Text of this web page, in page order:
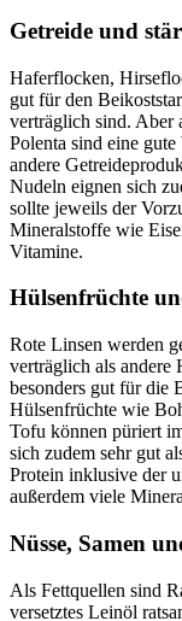
Getreide und
Haferflocken,
gut für den
verträglich sind. Aber
Polenta sind eine
andere
Nudeln eignen sich
sollte jeweils der
Mineralstoffe wie
Vitamine.
Hülsenfrüchte
Rote Linsen werden
verträglich als andere
besonders gut für die
Hülsenfrüchte wie
Tofu können püriert
sich zudem sehr gut
Protein inklusive der
außerdem viele
Nüsse, Samen
Als Fettquellen sind
versetztes Leinöl